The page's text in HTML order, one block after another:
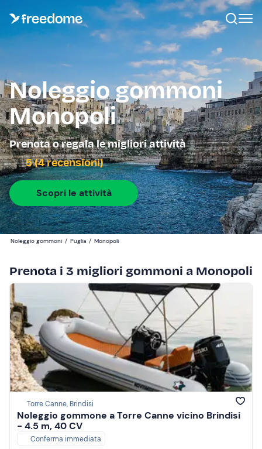
Noleggio gommoni
Monopoli
Prenota o regala le migliori attività
5 (4 recensioni)
Scopri le attività
Noleggio gommoni / Puglia / Monopoli
Prenota i 3 migliori gommoni a Monopoli
Torre Canne, Brindisi
Noleggio gommone a Torre Canne vicino Brindisi
- 4.5 m, 40 CV
Conferma immediata